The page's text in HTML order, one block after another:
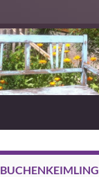
BUCHENKEIMLING